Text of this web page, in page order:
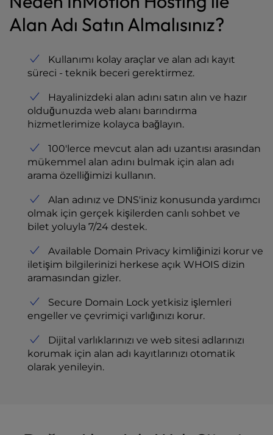
Alan Adı Satın Almalısınız?
Kullanımı kolay araçlar ve alan adı kayıt
süreci - teknik beceri gerektirmez.
Hayalinizdeki alan adını satın alın ve hazır
olduğunuzda web alanı barındırma
hizmetlerimize kolayca bağlayın.
100'lerce mevcut alan adı uzantısı arasından
mükemmel alan adını bulmak için alan adı
arama özelliğimizi kullanın.
Alan adınız ve DNS'iniz konusunda yardımcı
olmak için gerçek kişilerden canlı sohbet ve
bilet yoluyla 7/24 destek.
Available Domain Privacy kimliğinizi korur ve
iletişim bilgilerinizi herkese açık WHOIS dizin
aramasından gizler.
Secure Domain Lock yetkisiz işlemleri
engeller ve çevrimiçi varlığınızı korur.
Dijital varlıklarınızı ve web sitesi adlarınızı
korumak için alan adı kayıtlarınızı otomatik
olarak yenileyin.